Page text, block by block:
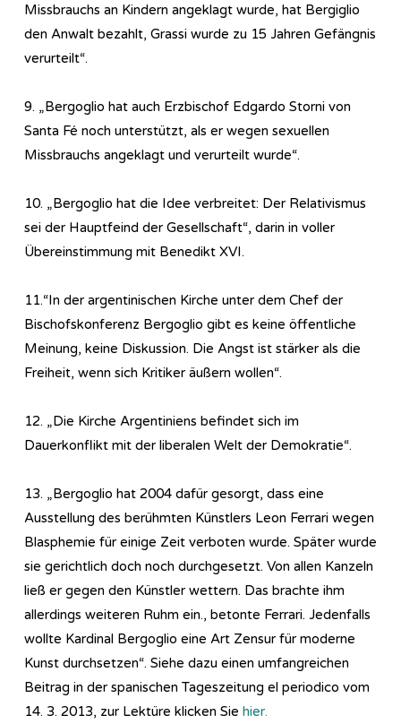
Missbrauchs an Kindern angeklagt wurde, hat Bergiglio
den Anwalt bezahlt, Grassi wurde zu 15 Jahren Gefängnis
verurteilt“.
9. „Bergoglio hat auch Erzbischof Edgardo Storni von
Santa Fé noch unterstützt, als er wegen sexuellen
Missbrauchs angeklagt und verurteilt wurde“.
10. „Bergoglio hat die Idee verbreitet: Der Relativismus
sei der Hauptfeind der Gesellschaft“, darin in voller
Übereinstimmung mit Benedikt XVI.
11.“In der argentinischen Kirche unter dem Chef der
Bischofskonferenz Bergoglio gibt es keine öffentliche
Meinung, keine Diskussion. Die Angst ist stärker als die
Freiheit, wenn sich Kritiker äußern wollen“.
12. „Die Kirche Argentiniens befindet sich im
Dauerkonflikt mit der liberalen Welt der Demokratie“.
13. „Bergoglio hat 2004 dafür gesorgt, dass eine
Ausstellung des berühmten Künstlers Leon Ferrari wegen
Blasphemie für einige Zeit verboten wurde. Später wurde
sie gerichtlich doch noch durchgesetzt. Von allen Kanzeln
ließ er gegen den Künstler wettern. Das brachte ihm
allerdings weiteren Ruhm ein., betonte Ferrari. Jedenfalls
wollte Kardinal Bergoglio eine Art Zensur für moderne
Kunst durchsetzen“. Siehe dazu einen umfangreichen
Beitrag in der spanischen Tageszeitung el periodico vom
14. 3. 2013, zur Lektüre klicken Sie hier.